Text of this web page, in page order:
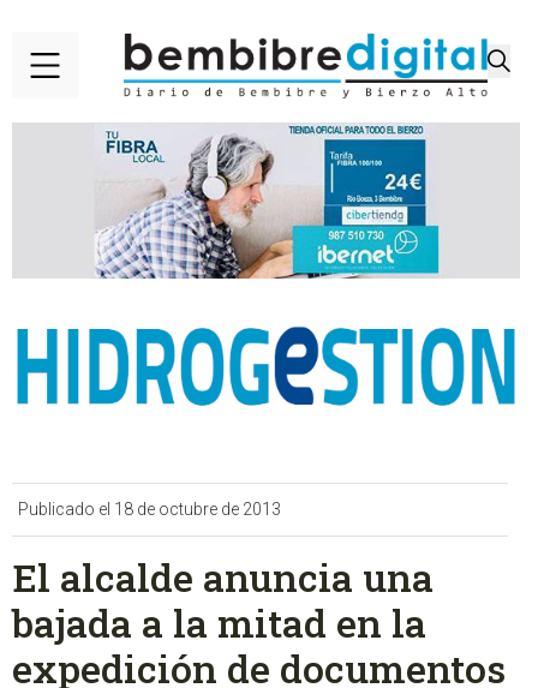
Publicado el 18 de octubre de 2013
El alcalde anuncia una
bajada a la mitad en la
expedición de documentos